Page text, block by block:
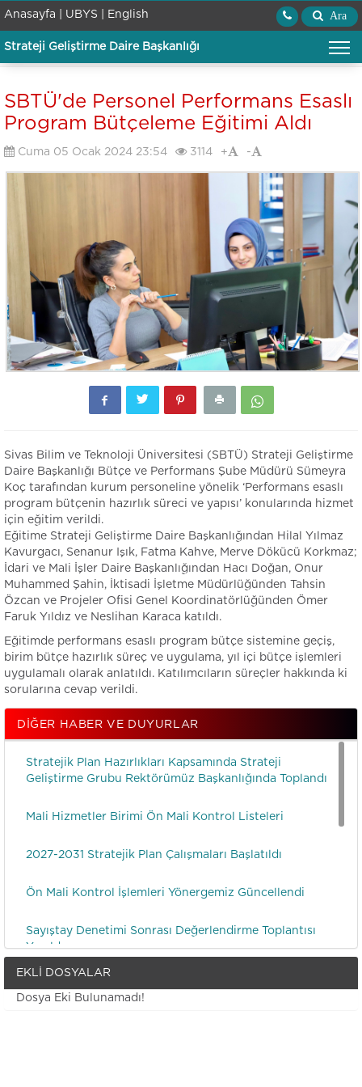
Ara
Anasayfa | UBYS | English
Strateji Geliştirme Daire Başkanlığı
SBTÜ'de Personel Performans Esaslı
Program Bütçeleme Eğitimi Aldı
Cuma 05 Ocak 2024 23:54 3114 + -
Sivas Bilim ve Teknoloji Üniversitesi (SBTÜ) Strateji Geliştirme
Daire Başkanlığı Bütçe ve Performans Şube Müdürü Sümeyra
Koç tarafından kurum personeline yönelik ‘Performans esaslı
program bütçenin hazırlık süreci ve yapısı’ konularında hizmet
için eğitim verildi.
Eğitime Strateji Geliştirme Daire Başkanlığından Hilal Yılmaz
Kavurgacı, Senanur Işık, Fatma Kahve, Merve Dökücü Korkmaz;
İdari ve Mali İşler Daire Başkanlığından Hacı Doğan, Onur
Muhammed Şahin, İktisadi İşletme Müdürlüğünden Tahsin
Özcan ve Projeler Ofisi Genel Koordinatörlüğünden Ömer
Faruk Yıldız ve Neslihan Karaca katıldı.
Eğitimde performans esaslı program bütçe sistemine geçiş,
birim bütçe hazırlık süreç ve uygulama, yıl içi bütçe işlemleri
uygulamalı olarak anlatıldı. Katılımcıların süreçler hakkında ki
sorularına cevap verildi.
DIĞER HABER VE DUYURLAR
Stratejik Plan Hazırlıkları Kapsamında Strateji
Geliştirme Grubu Rektörümüz Başkanlığında Toplandı
Mali Hizmetler Birimi Ön Mali Kontrol Listeleri
2027-2031 Stratejik Plan Çalışmaları Başlatıldı
Ön Mali Kontrol İşlemleri Yönergemiz Güncellendi
Sayıştay Denetimi Sonrası Değerlendirme Toplantısı
Yapıldı
Kapsamında Cumhurbaşkanlığı Strateji ve Bütçe
EKLI DOSYALAR
Dosya Eki Bulunamadı!